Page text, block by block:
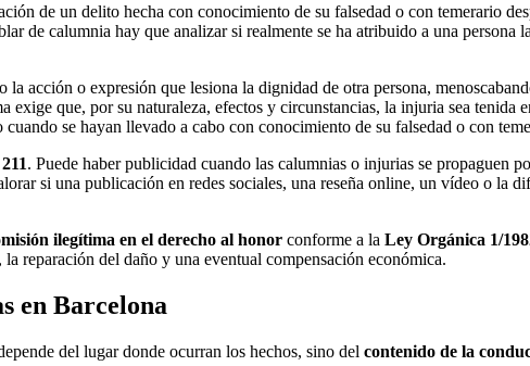
de un delito hecha con conocimiento de su falsedad o con temerario
de calumnia hay que analizar si realmente se ha atribuido a una
la acción o expresión que lesiona la dignidad de otra persona,
que, por su naturaleza, efectos y circunstancias, la injuria sea
se hayan llevado a cabo con conocimiento de su falsedad o con
. Puede haber publicidad cuando las calumnias o injurias se propaguen
si una publicación en redes sociales, una reseña online, un vídeo o la
ilegítima en el derecho al honor conforme a la Ley Orgánica 1/
reparación del daño y una eventual compensación económica.
en Barcelona
del lugar donde ocurran los hechos, sino del contenido de la